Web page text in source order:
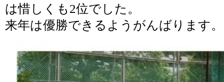
は惜しくも2位でした。
来年は優勝できるようがんばります。